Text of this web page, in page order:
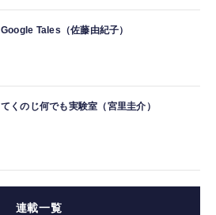
Google Tales（佐藤由紀子）
てくのじ何でも実験室（宮里圭介）
連載一覧